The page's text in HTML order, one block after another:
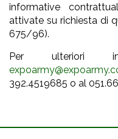
informative
attivate su richiesta di
675/96).
Per ulteriori
392.4519685 o al